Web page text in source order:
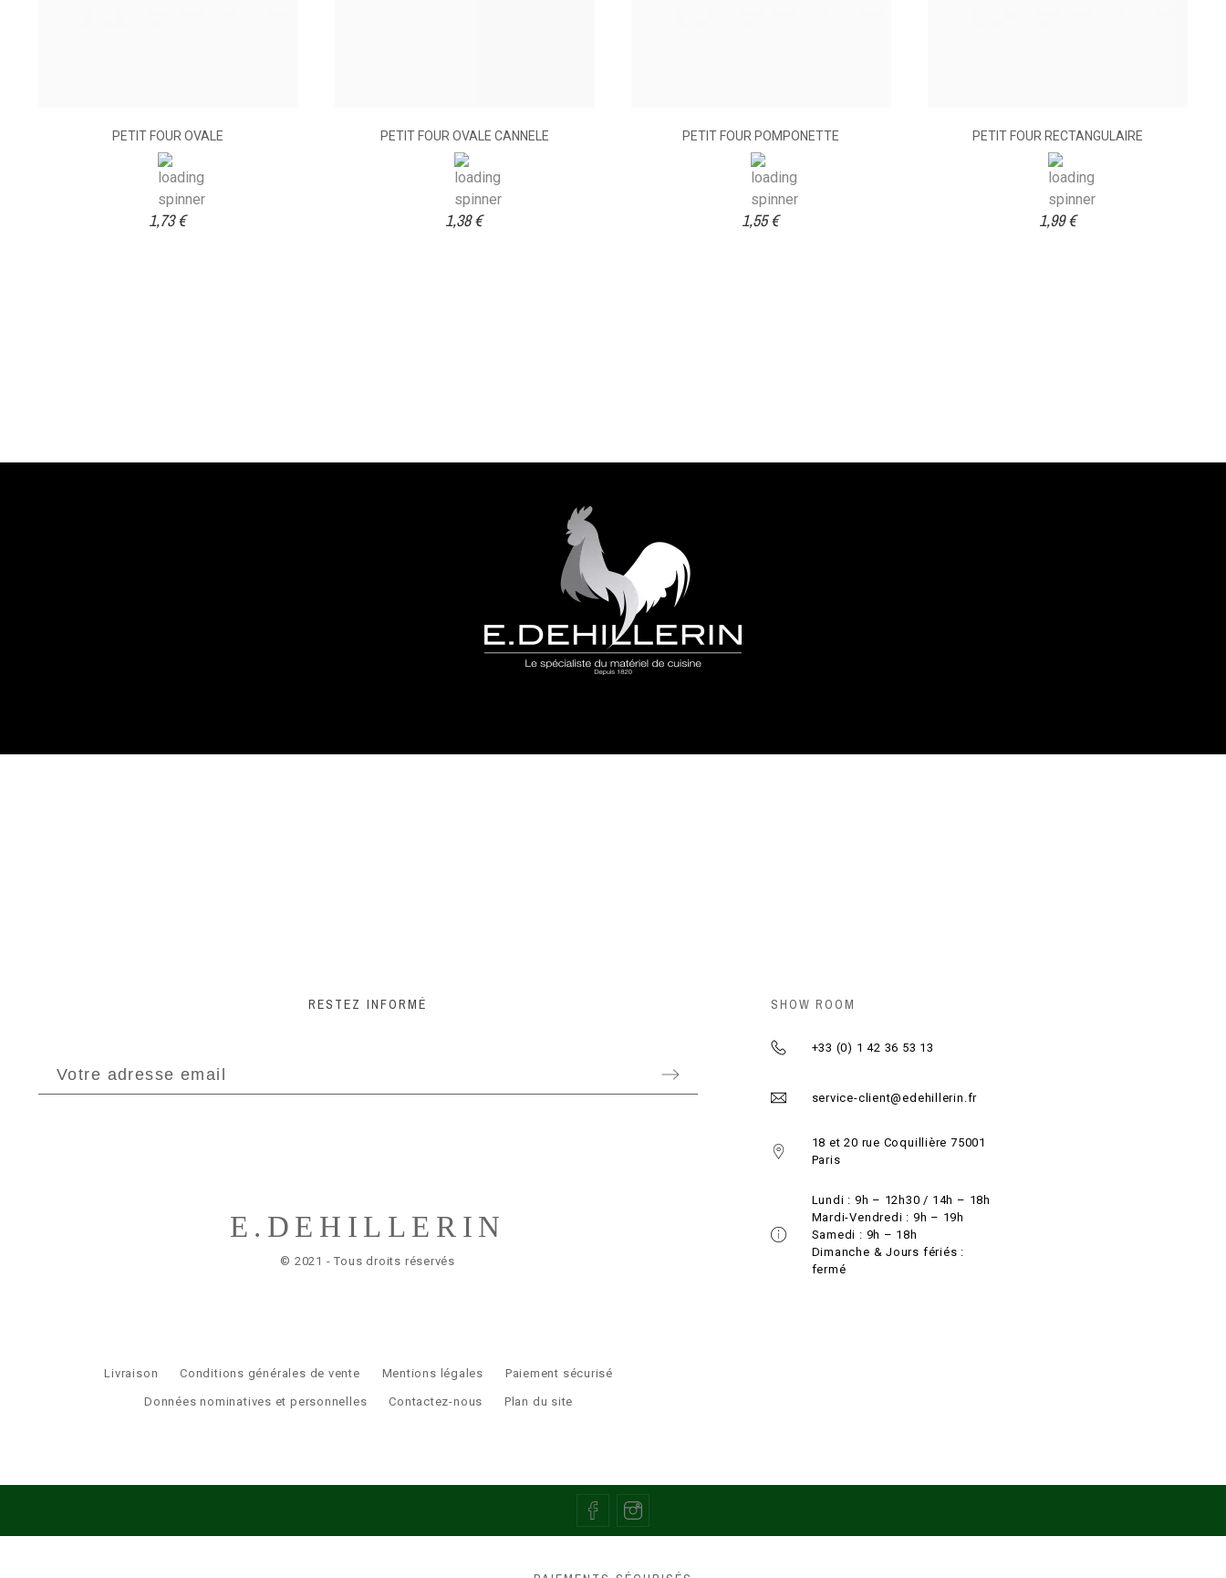
PETIT FOUR OVALE
1,73 €
PETIT FOUR OVALE CANNELE
1,38 €
PETIT FOUR POMPONETTE
1,55 €
PETIT FOUR RECTANGULAIRE
1,99 €
RESTEZ INFORMÉ
E.DEHILLERIN
© 2021 - Tous droits réservés
Livraison Conditions générales de vente Mentions légales Paiement sécurisé
Données nominatives et personnelles Contactez-nous Plan du site
SHOW ROOM
+33 (0) 1 42 36 53 13
service-client@edehillerin.fr
18 et 20 rue Coquillière 75001
Paris
Lundi : 9h – 12h30 / 14h – 18h
Mardi-Vendredi : 9h – 19h
Samedi : 9h – 18h
Dimanche & Jours fériés :
fermé